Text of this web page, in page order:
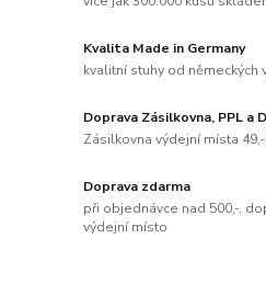
Kvalita Made in Germany
kvalitní stuhy od
Doprava Zásilkovna, PPL a
Zásilkovna výdejní místa
Doprava zdarma
při objednávce nad 500,-,
výdejní místo